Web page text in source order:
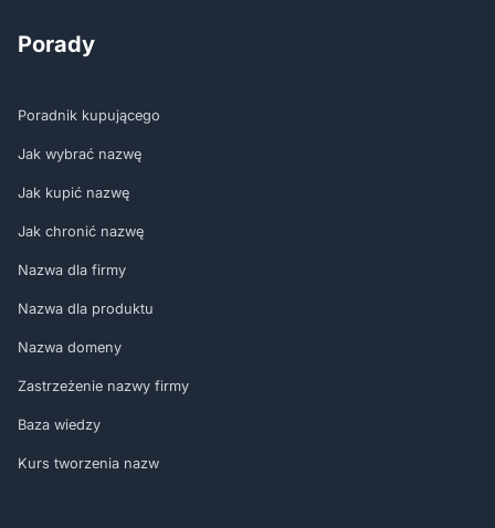
Porady
Poradnik kupującego
Jak wybrać nazwę
Jak kupić nazwę
Jak chronić nazwę
Nazwa dla firmy
Nazwa dla produktu
Nazwa domeny
Zastrzeżenie nazwy firmy
Baza wiedzy
Kurs tworzenia nazw